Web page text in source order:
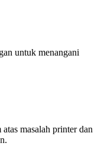
untuk menangani
masalah printer dan